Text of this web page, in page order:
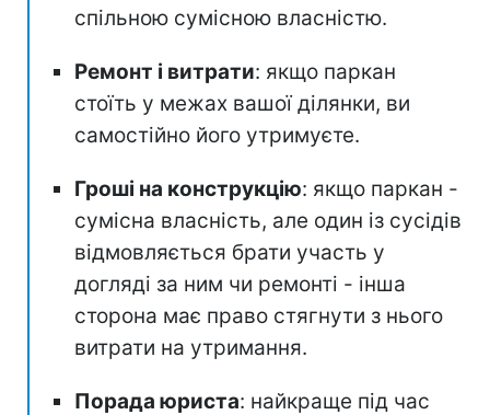
спільною сумісною власністю.
Ремонт і витрати: якщо паркан
стоїть у межах вашої ділянки, ви
самостійно його утримуєте.
Гроші на конструкцію: якщо паркан -
сумісна власність, але один із сусідів
відмовляється брати участь у
догляді за ним чи ремонті - інша
сторона має право стягнути з нього
витрати на утримання.
Порада юриста: найкраще під час